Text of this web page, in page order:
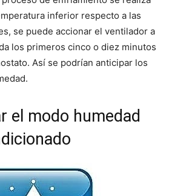
inferior respecto a las
se puede accionar el ventilador a
los primeros cinco o diez minutos
Así se podrían anticipar los
el modo humedad